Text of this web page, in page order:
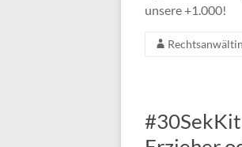
unsere +1.000!